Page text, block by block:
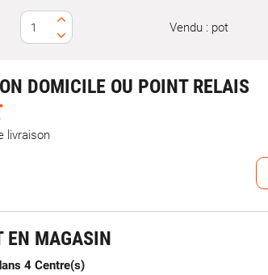
Vendu : pot
DOMICILE OU POINT RELAIS
livraison
EN MAGASIN
4 Centre(s)